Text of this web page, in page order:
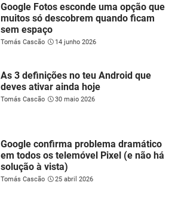
Google Fotos esconde uma opção que
muitos só descobrem quando ficam
sem espaço
Tomás Cascão 14 junho 2026
As 3 definições no teu Android que
deves ativar ainda hoje
Tomás Cascão 30 maio 2026
Google confirma problema dramático
em todos os telemóvel Pixel (e não há
solução à vista)
Tomás Cascão 25 abril 2026